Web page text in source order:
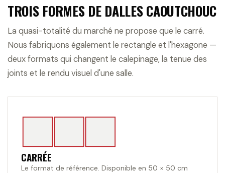
TROIS FORMES DE DALLES CAOUTCHOUC
La quasi-totalité du marché ne propose que le carré.
Nous fabriquons également le rectangle et l'hexagone —
deux formats qui changent le calepinage, la tenue des
joints et le rendu visuel d'une salle.
CARRÉE
Le format de référence. Disponible en 50 × 50 cm